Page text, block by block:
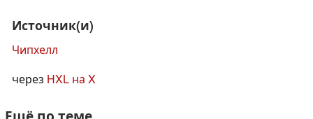
Источник(и)
Чипхелл
через HXL на X